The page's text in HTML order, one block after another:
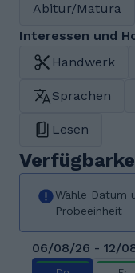
Abitur/Matura
Interessen und
Handwerk
Sprachen
Lesen
Wähle Datum
Probeeinheit
06/08/26 - 12/